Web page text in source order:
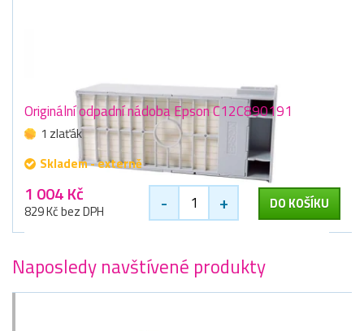
Originální odpadní nádoba Epson C12C890191
1 zlaťák
Skladem - externě
1 004 Kč
829 Kč bez DPH - + DO KOŠÍKU
Naposledy navštívené produkty